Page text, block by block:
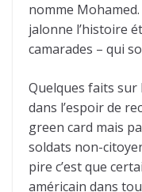
nomme
jalonne l’histoire
camarades – qui
Quelques faits sur
dans l’espoir de
green card mais
soldats non-
pire c’est que
américain dans